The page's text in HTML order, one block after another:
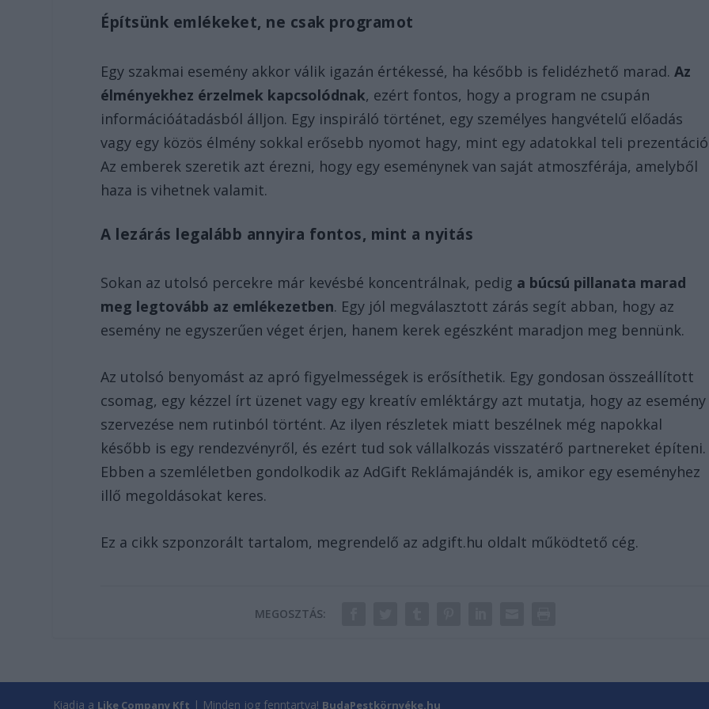
Építsünk emlékeket, ne csak programot
Egy szakmai esemény akkor válik igazán értékessé, ha később is felidézhető marad.Az
élményekhez érzelmek kapcsolódnak, ezért fontos, hogy a program ne csupán
információátadásból álljon. Egy inspiráló történet, egy személyes hangvételű előadás
vagy egy közös élmény sokkal erősebb nyomot hagy, mint egy adatokkal teli
Az emberek szeretik azt érezni, hogy egy eseménynek van saját atmoszférája, amelyből
haza is vihetnek valamit.
A lezárás legalább annyira fontos, mint a nyitás
Sokan az utolsó percekre már kevésbé koncentrálnak, pedig a búcsú pillanata marad
meg legtovább az emlékezetben. Egy jól megválasztott zárás segít abban, hogy az
esemény ne egyszerűen véget érjen, hanem kerek egészként maradjon meg bennünk.
Az utolsó benyomást az apró figyelmességek is erősíthetik. Egy gondosan összeállított
csomag, egy kézzel írt üzenet vagy egy kreatív emléktárgy azt mutatja, hogy az esemény
szervezése nem rutinból történt. Az ilyen részletek miatt beszélnek még napokkal
később is egy rendezvényről, és ezért tud sok vállalkozás visszatérő partnereket építeni.
Ebben a szemléletben gondolkodik az AdGift Reklámajándék is, amikor egy eseményhez
illő megoldásokat keres.
Ez a cikk szponzorált tartalom, megrendelő az adgift.hu oldalt működtető cég.
MEGOSZTÁS:
Kiadja a Like Company Kft | Minden jog fenntartva! BudaPestkörnyéke.hu